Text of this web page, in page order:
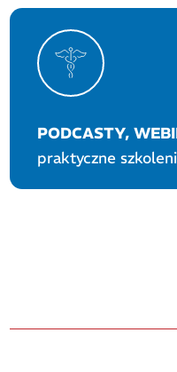
PODCASTY,
praktyczne